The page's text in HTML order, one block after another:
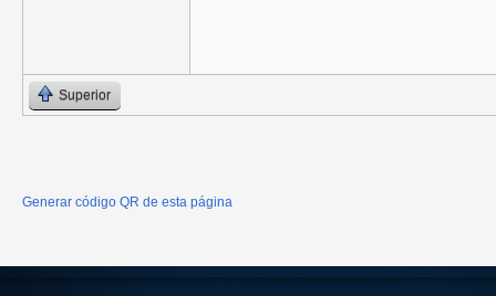
Superior
Generar código QR de esta página